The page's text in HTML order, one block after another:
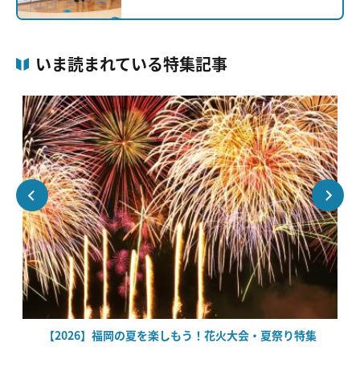
いま読まれている特集記事
【2026】福岡の夏を楽しもう！花火大会・夏祭り特集